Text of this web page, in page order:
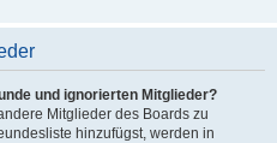
und ignorierten Mitglieder?
Mitglieder des Boards zu
hinzufügst, werden in